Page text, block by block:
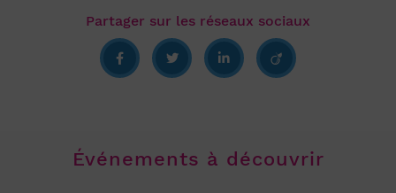
Événements à découvrir